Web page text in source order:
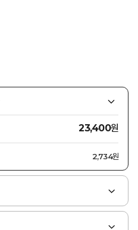
23,400원
2,734원